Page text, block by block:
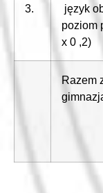
3.
język
poziom
x 0 ,2)
Razem